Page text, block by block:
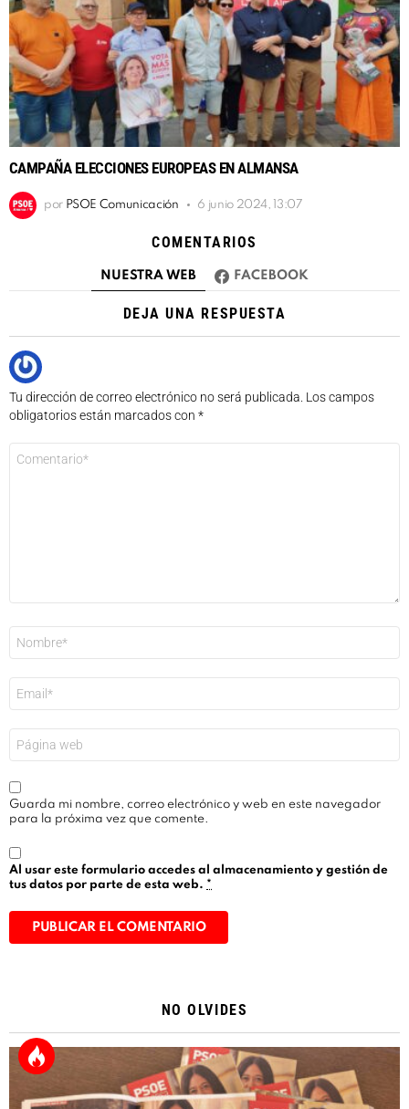
CAMPAÑA ELECCIONES EUROPEAS EN ALMANSA
por PSOE Comunicación 6 junio 2024, 13:07
COMENTARIOS
NUESTRA WEB FACEBOOK
DEJA UNA RESPUESTA
Tu dirección de correo electrónico no será publicada. Los campos
obligatorios están marcados con *
electrónico
*
Guarda mi nombre, correo electrónico y web en este navegador
para la próxima vez que comente.
Al usar este formulario accedes al almacenamiento y gestión de
tus datos por parte de esta web. *
NO OLVIDES